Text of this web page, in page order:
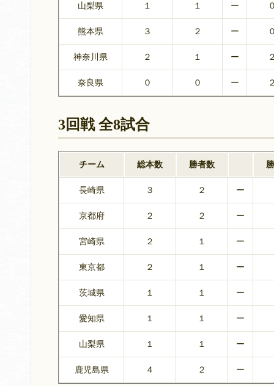
山梨県 １ １ ー
熊本県 ３ ２ ー
神奈川県 ２ １ ー
奈良県 ０ ０ ー
3回戦 全8試合
チーム 総本数 勝者数
長崎県 ３ ２ ー
京都府 ２ ２ ー
宮崎県 ２ １ ー
東京都 ２ １ ー
茨城県 １ １ ー
愛知県 １ １ ー
山梨県 １ １ ー
鹿児島県 ４ ２ ー